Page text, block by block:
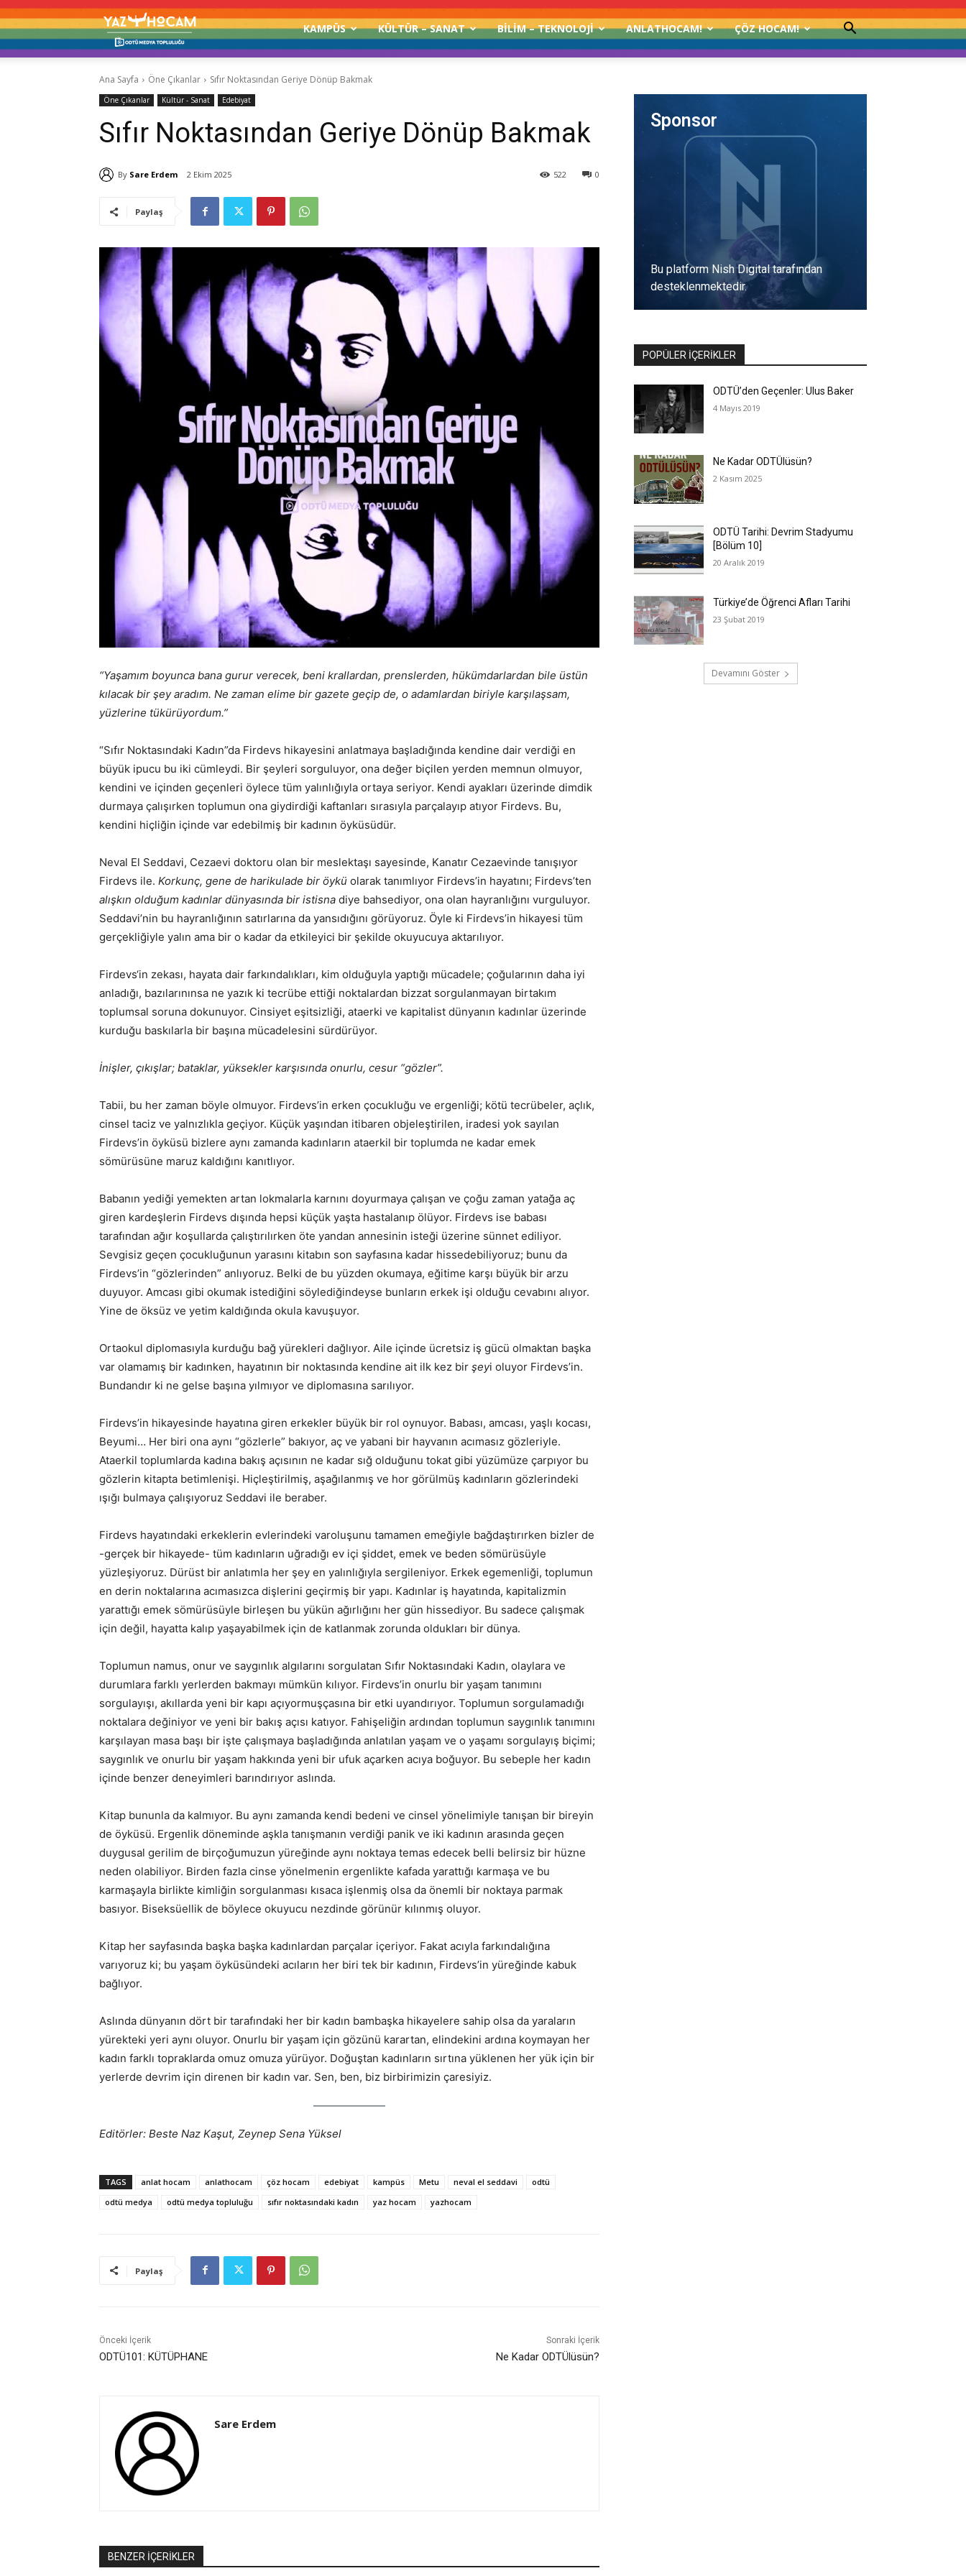
Yaz
Hocam!
KAMPÜS KÜLTÜR – SANAT BILIM – TEKNOLOJI ANLATHOCAM! ÇÖZ HOCAM!
Ana Sayfa Öne Çıkanlar Sıfır Noktasından Geriye Dönüp Bakmak
Öne Çıkanlar Kültür - Sanat Edebiyat
Sıfır Noktasından Geriye Dönüp Bakmak
By Sare Erdem 2 Ekim 2025 0
522
Paylaş
“Yaşamım boyunca bana gurur verecek, beni krallardan, prenslerden, hükümdarlardan bile üstün
kılacak bir şey aradım. Ne zaman elime bir gazete geçip de, o adamlardan biriyle karşılaşsam,
yüzlerine tükürüyordum.”
“Sıfır Noktasındaki Kadın”da Firdevs hikayesini anlatmaya başladığında kendine dair verdiği en
büyük ipucu bu iki cümleydi. Bir şeyleri sorguluyor, ona değer biçilen yerden memnun olmuyor,
kendini ve içinden geçenleri öylece tüm yalınlığıyla ortaya seriyor. Kendi ayakları üzerinde dimdik
durmaya çalışırken toplumun ona giydirdiği kaftanları sırasıyla parçalayıp atıyor Firdevs. Bu,
kendini hiçliğin içinde var edebilmiş bir kadının öyküsüdür.
Neval El Seddavi, Cezaevi doktoru olan bir meslektaşı sayesinde, Kanatır Cezaevinde tanışıyor
Firdevs ile. Korkunç, gene de harikulade bir öykü olarak tanımlıyor Firdevs’in hayatını; Firdevs’ten
alışkın olduğum kadınlar dünyasında bir istisna diye bahsediyor, ona olan hayranlığını vurguluyor.
Seddavi’nin bu hayranlığının satırlarına da yansıdığını görüyoruz. Öyle ki Firdevs’in hikayesi tüm
gerçekliğiyle yalın ama bir o kadar da etkileyici bir şekilde okuyucuya aktarılıyor.
Firdevs‘in zekası, hayata dair farkındalıkları, kim olduğuyla yaptığı mücadele; çoğularının daha iyi
anladığı, bazılarınınsa ne yazık ki tecrübe ettiği noktalardan bizzat sorgulanmayan birtakım
toplumsal soruna dokunuyor. Cinsiyet eşitsizliği, ataerki ve kapitalist dünyanın kadınlar üzerinde
kurduğu baskılarla bir başına mücadelesini sürdürüyor.
İnişler, çıkışlar; bataklar, yüksekler karşısında onurlu, cesur “gözler”.
Tabii, bu her zaman böyle olmuyor. Firdevs’in erken çocukluğu ve ergenliği; kötü tecrübeler, açlık,
cinsel taciz ve yalnızlıkla geçiyor. Küçük yaşından itibaren objeleştirilen, iradesi yok sayılan
Firdevs’in öyküsü bizlere aynı zamanda kadınların ataerkil bir toplumda ne kadar emek
sömürüsüne maruz kaldığını kanıtlıyor.
Babanın yediği yemekten artan lokmalarla karnını doyurmaya çalışan ve çoğu zaman yatağa aç
giren kardeşlerin Firdevs dışında hepsi küçük yaşta hastalanıp ölüyor. Firdevs ise babası
tarafından ağır koşullarda çalıştırılırken öte yandan annesinin isteği üzerine sünnet ediliyor.
Sevgisiz geçen çocukluğunun yarasını kitabın son sayfasına kadar hissedebiliyoruz; bunu da
Firdevs’in “gözlerinden” anlıyoruz. Belki de bu yüzden okumaya, eğitime karşı büyük bir arzu
duyuyor. Amcası gibi okumak istediğini söylediğindeyse bunların erkek işi olduğu cevabını alıyor.
Yine de öksüz ve yetim kaldığında okula kavuşuyor.
Ortaokul diplomasıyla kurduğu bağ yürekleri dağlıyor. Aile içinde ücretsiz iş gücü olmaktan başka
var olamamış bir kadınken, hayatının bir noktasında kendine ait ilk kez bir şeyi oluyor Firdevs’in.
Bundandır ki ne gelse başına yılmıyor ve diplomasına sarılıyor.
Firdevs’in hikayesinde hayatına giren erkekler büyük bir rol oynuyor. Babası, amcası, yaşlı kocası,
Beyumi… Her biri ona aynı “gözlerle” bakıyor, aç ve yabani bir hayvanın acımasız gözleriyle.
Ataerkil toplumlarda kadına bakış açısının ne kadar sığ olduğunu tokat gibi yüzümüze çarpıyor bu
gözlerin kitapta betimlenişi. Hiçleştirilmiş, aşağılanmış ve hor görülmüş kadınların gözlerindeki
ışığı bulmaya çalışıyoruz Seddavi ile beraber.
Firdevs hayatındaki erkeklerin evlerindeki varoluşunu tamamen emeğiyle bağdaştırırken bizler de
-gerçek bir hikayede- tüm kadınların uğradığı ev içi şiddet, emek ve beden sömürüsüyle
yüzleşiyoruz. Dürüst bir anlatımla her şey en yalınlığıyla sergileniyor. Erkek egemenliği, toplumun
en derin noktalarına acımasızca dişlerini geçirmiş bir yapı. Kadınlar iş hayatında, kapitalizmin
yarattığı emek sömürüsüyle birleşen bu yükün ağırlığını her gün hissediyor. Bu sadece çalışmak
için değil, hayatta kalıp yaşayabilmek için de katlanmak zorunda oldukları bir dünya.
Toplumun namus, onur ve saygınlık algılarını sorgulatan Sıfır Noktasındaki Kadın, olaylara ve
durumlara farklı yerlerden bakmayı mümkün kılıyor. Firdevs’in onurlu bir yaşam tanımını
sorgulayışı, akıllarda yeni bir kapı açıyormuşçasına bir etki uyandırıyor. Toplumun sorgulamadığı
noktalara değiniyor ve yeni bir bakış açısı katıyor. Fahişeliğin ardından toplumun saygınlık tanımını
karşılayan masa başı bir işte çalışmaya başladığında anlatılan yaşam ve o yaşamı sorgulayış biçimi;
saygınlık ve onurlu bir yaşam hakkında yeni bir ufuk açarken acıya boğuyor. Bu sebeple her kadın
içinde benzer deneyimleri barındırıyor aslında.
Kitap bununla da kalmıyor. Bu aynı zamanda kendi bedeni ve cinsel yönelimiyle tanışan bir bireyin
de öyküsü. Ergenlik döneminde aşkla tanışmanın verdiği panik ve iki kadının arasında geçen
duygusal gerilim de birçoğumuzun yüreğinde aynı noktaya temas edecek belli belirsiz bir hüzne
neden olabiliyor. Birden fazla cinse yönelmenin ergenlikte kafada yarattığı karmaşa ve bu
karmaşayla birlikte kimliğin sorgulanması kısaca işlenmiş olsa da önemli bir noktaya parmak
basıyor. Biseksüellik de böylece okuyucu nezdinde görünür kılınmış oluyor.
Kitap her sayfasında başka başka kadınlardan parçalar içeriyor. Fakat acıyla farkındalığına
varıyoruz ki; bu yaşam öyküsündeki acıların her biri tek bir kadının, Firdevs’in yüreğinde kabuk
bağlıyor.
Aslında dünyanın dört bir tarafındaki her bir kadın bambaşka hikayelere sahip olsa da yaraların
yürekteki yeri aynı oluyor. Onurlu bir yaşam için gözünü karartan, elindekini ardına koymayan her
kadın farklı topraklarda omuz omuza yürüyor. Doğuştan kadınların sırtına yüklenen her yük için bir
yerlerde devrim için direnen bir kadın var. Sen, ben, biz birbirimizin çaresiyiz.
Editörler: Beste Naz Kaşut, Zeynep Sena Yüksel
TAGS anlat hocam anlathocam çöz hocam edebiyat kampüs Metu neval el seddavi
odtü
odtü medya
odtü medya topluluğu sıfır noktasındaki kadın yaz hocam yazhocam
Paylaş
Önceki İçerik
ODTÜ101: KÜTÜPHANE
Sonraki İçerik
Ne Kadar ODTÜlüsün?
Sare Erdem
BENZER İÇERİKLER
Sponsor
Bu platform Nish Digital tarafından
desteklenmektedir.
POPÜLER İÇERİKLER
ODTÜ’den Geçenler: Ulus Baker
4 Mayıs 2019
Ne Kadar ODTÜlüsün?
2 Kasım 2025
ODTÜ Tarihi: Devrim Stadyumu
[Bölüm 10]
20 Aralık 2019
Türkiye’de Öğrenci Afları Tarihi
23 Şubat 2019
Devamını Göster